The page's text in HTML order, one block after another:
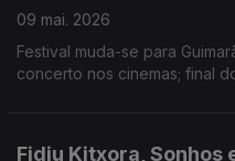
09 mai. 2026
Festival muda-se para
concerto nos cinemas; final
Fidju Kitxora, Sonhos